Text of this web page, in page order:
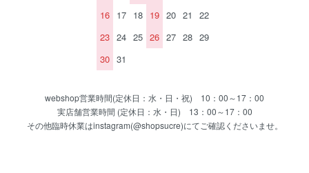
16 17 18 19 20 21
22
23 24 25 26 27 28 29
30 31
webshop営業時間(定休日：水・日・祝) 10：00～17：00
実店舗営業時間 (定休日：水・日) 13：00～17：00
その他臨時休業はinstagram(@shopsucre)にてご確認くださいませ。